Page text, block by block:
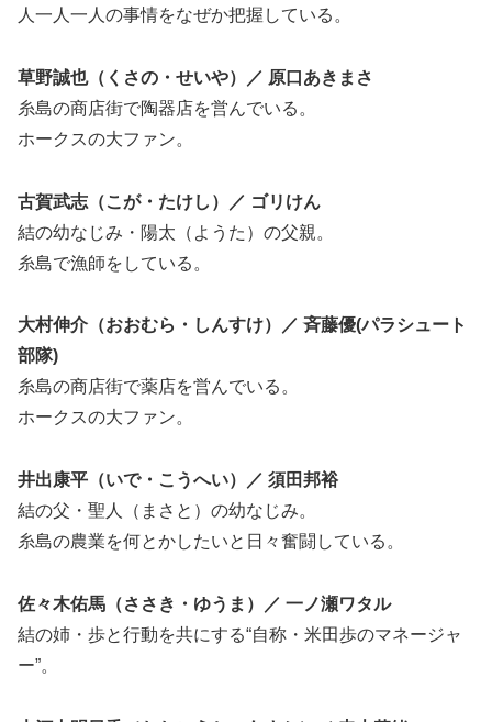
人一人一人の事情をなぜか把握している。
草野誠也（くさの・せいや）／ 原口あきまさ
糸島の商店街で陶器店を営んでいる。
ホークスの大ファン。
古賀武志（こが・たけし）／ ゴリけん
結の幼なじみ・陽太（ようた）の父親。
糸島で漁師をしている。
大村伸介（おおむら・しんすけ）／ 斉藤優(パラシュート
部隊)
糸島の商店街で薬店を営んでいる。
ホークスの大ファン。
井出康平（いで・こうへい）／ 須田邦裕
結の父・聖人（まさと）の幼なじみ。
糸島の農業を何とかしたいと日々奮闘している。
佐々木佑馬（ささき・ゆうま）／ 一ノ瀬ワタル
結の姉・歩と行動を共にする“自称・米田歩のマネージャ
ー”。